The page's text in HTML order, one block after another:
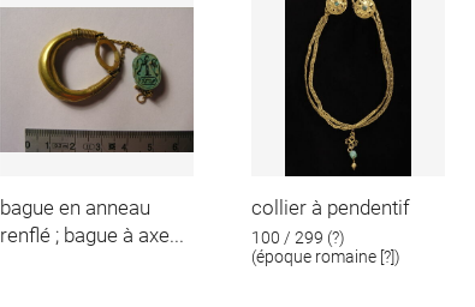
bague en anneau
renflé ; bague à axe...
collier à pendentif
100 / 299 (?)
(époque romaine [?])